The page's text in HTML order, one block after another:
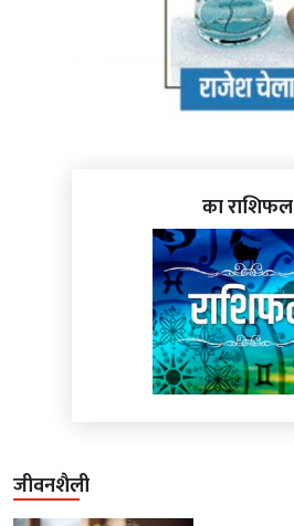
का राशिफल
जीवनशैली